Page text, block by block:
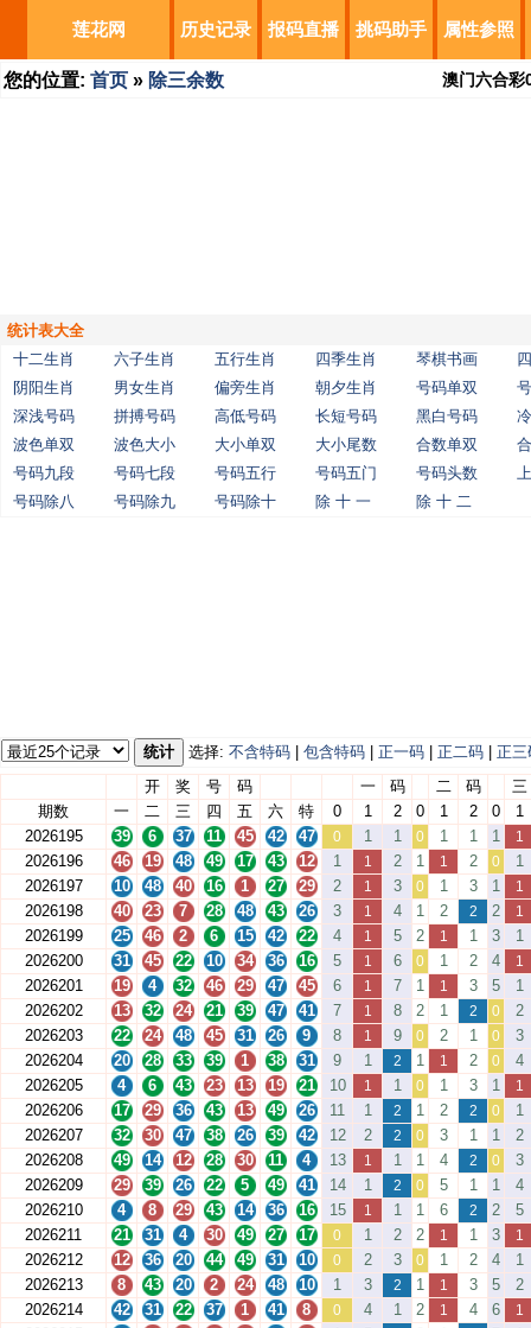
莲花网 历史记录 报码直播 挑码助手 属性参照
您的位置: 首页 » 除三余数 澳门六合彩
统计表大全
十二生肖
六子生肖 五行生肖 四季生肖 琴棋书画
阴阳生肖
男女生肖 偏旁生肖 朝夕生肖 号码单双
深浅号码
拼搏号码 高低号码 长短号码 黑白号码
波色单双
波色大小 大小单双 大小尾数 合数单双
号码九段
号码七段 号码五行 号码五门 号码头数
号码除八
号码除九 号码除十 除 十 一 除 十 二
统计 选择: 不含特码 包含特码 正一码 正二码
正三
开
奖 号 码 一 码 二 码
三
期数
一 二 三 四 五 六 特 0 1 2 0 1 2 0
1
2026195
39 6 37 11 45 42 47 0 1 1 0 1 1 1 1
2026196 46 19 48 49 17 43 12 1 1 2 1 1 2 0
1
2026197
10 48 40 16 1 27 29 2 1 3 0 1 3 1 1
2026198 40 23 7 28 48 43 26 3 1 4 1 2 2 2 1
2026199 25 46 2 6 15 42 22 4 1 5 2 1 1 3
1
2026200
31 45 22 10 34 36 16 5 1 6 0 1 2 4 1
2026201 19 4 32 46 29 47 45 6 1 7 1 1 3 5
1
2026202
13 32 24 21 39 47 41 7 1 8 2 1 2 0
2
2026203
22 24 48 45 31 26 9 8 1 9 0 2 1 0
3
2026204
20 28 33 39 1 38 31 9 1 2 1 1 2 0
4
2026205
4 6 43 23 13 19 21 10 1 1 0 1 3 1 1
2026206 17 29 36 43 13 49 26 11 1 2 1 2 2 0
1
2026207
32 30 47 38 26 39 42 12 2 2 0 3 1 1
2
2026208
49 14 12 28 30 11 4 13 1 1 1 4 2 0
3
2026209
29 39 26 22 5 49 41 14 1 2 0 5 1 1
4
2026210
4 8 29 43 14 36 16 15 1 1 1 6 2 2
5
2026211
21 31 4 30 49 27 17 0 1 2 2 1 1 3 1
2026212 12 36 20 44 49 31 10 0 2 3 0 1 2 4
1
2026213
8 43 20 2 24 48 10 1 3 2 1 1 3 5
2
2026214
42 31 22 37 1 41 8 0 4 1 2 1 4 6 1